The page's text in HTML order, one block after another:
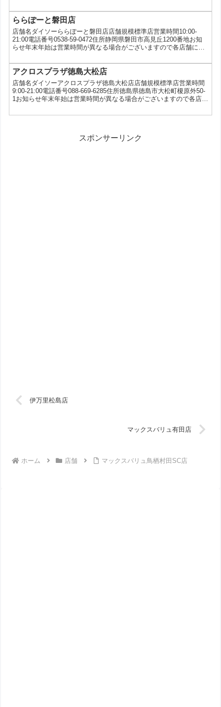
Suica、PASMO、ICOCA、nimoca、SUGOCA、はやかけん、
TOICA、Kitaca、nanaco、au三太郎の日
ららぽーと磐田店
店舗名ダイソーららぽーと磐田店店舗規模標準店営業時間10:00-
21:00電話番号0538-59-0472住所静岡県磐田市高見丘1200番地お知
らせ年末年始は営業時間が異なる場合がございますので各店舗にお
郎の日
アクロスプラザ徳島大松店
店舗名ダイソーアクロスプラザ徳島大松店店舗規模標準店営業時間
9:00-21:00電話番号088-669-6285住所徳島県徳島市大松町榎原外50-
1お知らせ年末年始は営業時間が異なる場合がございますので各店舗
スポンサーリンク
伊万里松島店
マックスバリュ有田店
ホーム 店舗 マックスバリュ鳥栖村田SC店